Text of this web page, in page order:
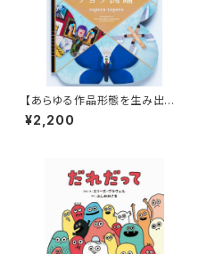
【あらゆる作品形態を生み出すt
upera tuperaの中でも丈太郎
的に好きなジャンル！】『超チョウ
¥2,200